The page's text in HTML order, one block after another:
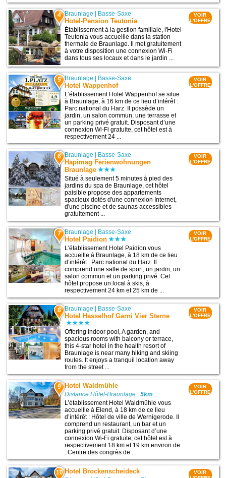
4 Braunlage Basse-Saxe
Hotel-Pension Teutonia
Établissement à la gestion familiale, l'Hotel
Teutonia vous accueille dans la station
thermale de Braunlage. Il met gratuitement
à votre disposition une connexion Wi-Fi
dans tous ses locaux et dans le jardin ...
VOIR
L'OFFRE
5 Braunlage | Basse-Saxe
Hotel Wappenhof
L’établissement Hotel Wappenhof se situe
à Braunlage, à 16 km de ce lieu d’intérêt :
Parc national du Harz. Il possède un
jardin, un salon commun, une terrasse et
un parking privé gratuit. Disposant d’une
connexion Wi-Fi gratuite, cet hôtel est à
respectivement 24 ...
VOIR
L'OFFRE
6 Braunlage Basse-Saxe
Hapimag Ferienwohnungen
Braunlage
Situé à seulement 5 minutes à pied des
jardins du spa de Braunlage, cet hôtel
paisible propose des appartements
spacieux dotés d'une connexion Internet,
d'une piscine et de saunas accessibles
gratuitement ...
VOIR
L'OFFRE
7 Braunlage Basse-Saxe
Hotel Paidion
L’établissement Hotel Paidion vous
accueille à Braunlage, à 18 km de ce lieu
d’intérêt : Parc national du Harz. Il
comprend une salle de sport, un jardin, un
salon commun et un parking privé. Cet
hôtel propose un local à skis, à
respectivement 24 km et 25 km de ...
VOIR
L'OFFRE
8 Braunlage Basse-Saxe
Hotel Hasselhof Garni Vier Sterne
Offering indoor pool, A garden, and
spacious rooms with balcony or terrace,
this 4-star hotel in the health resort of
Braunlage is near many hiking and skiing
routes. It enjoys a tranquil location away
from the street ...
VOIR
L'OFFRE
9 Hotel Waldmühle
Distance Hôtel-Braunlage :5km
L’établissement Hotel Waldmühle vous
accueille à Elend, à 18 km de ce lieu
d’intérêt : Hôtel de ville de Wernigerode. Il
comprend un restaurant, un bar et un
parking privé gratuit. Disposant d’une
connexion Wi-Fi gratuite, cet hôtel est à
respectivement 18 km et 19 km environ de
: Centre des congrès de ...
VOIR
L'OFFRE
10 Hotel Brockenscheideck
VOIR